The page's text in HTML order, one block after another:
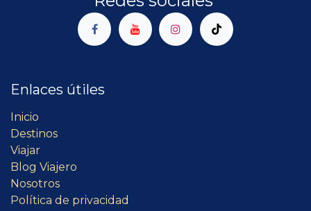
Enlaces útiles
Inicio
Destinos
Viajar
Blog Viajero
Nosotros
Política de privacidad